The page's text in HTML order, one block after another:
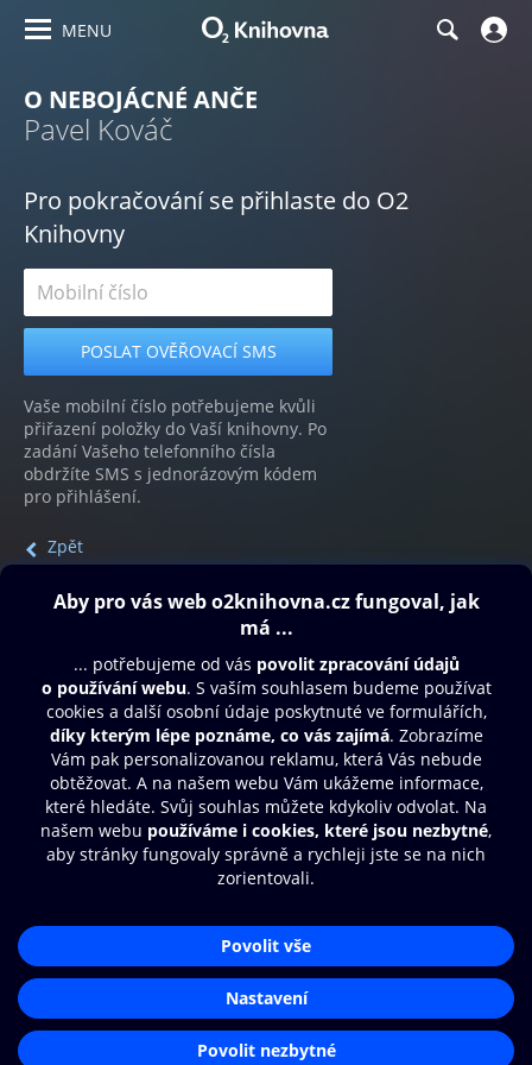
MENU
O NEBOJÁCNÉ ANČE
Pavel Kováč
Pro pokračování se přihlaste do O2
Knihovny
Vaše mobilní číslo potřebujeme kvůli
přiřazení položky do Vaší knihovny. Po
zadání Vašeho telefonního čísla
obdržíte SMS s jednorázovým kódem
pro přihlášení.
Zpět
Obsah ke stažení
Moje O2 Knihovna
Další zábava
© O2 Czech Republic a.s.
Přístupnost
Zásady zpracování osobních údajů
Nastavení cookies
Aplikace O2 Knihovna
Čti a poslouchej své e-knihy a
audioknihy rychleji a pohodlněji.